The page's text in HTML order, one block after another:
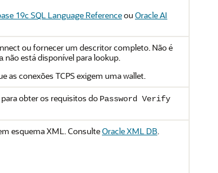
19c SQL Language ReferenceouOracle AI
ou fornecer um descritor completo. Não é
não está disponível para lookup.
as conexões TCPS exigem uma wallet.
para obter os requisitos do Password Verify
esquema XML. ConsulteOracle XML DB.